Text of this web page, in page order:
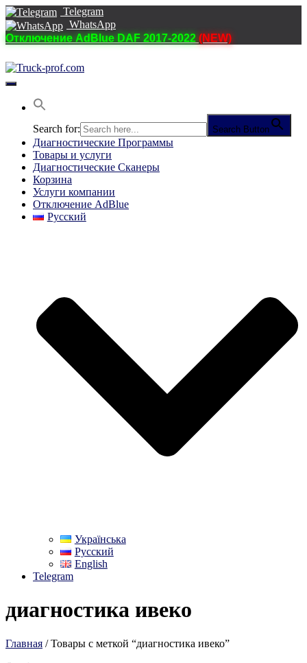
Telegram
WhatsApp
Отключение AdBlue DAF 2017-2022 (NEW)
Переключить
навигацию
Search for: Search Button
Диагностические Программы
Товары и услуги
Диагностические Сканеры
Корзина
Услуги компании
Отключение AdBlue
Русский
Українська
Русский
English
Telegram
диагностика ивеко
Главная / Товары с меткой “диагностика ивеко”